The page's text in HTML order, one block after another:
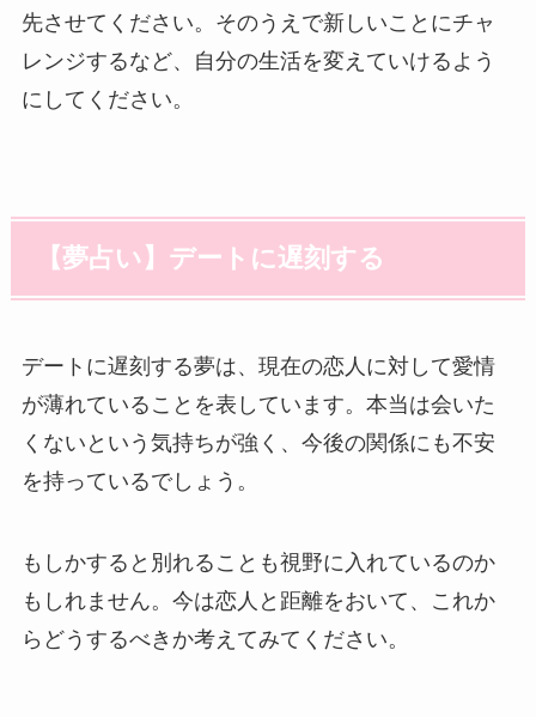
先させてください。そのうえで新しいことにチャ
レンジするなど、自分の生活を変えていけるよう
にしてください。
【夢占い】デートに遅刻する
デートに遅刻する夢は、現在の恋人に対して愛情
が薄れていることを表しています。本当は会いた
くないという気持ちが強く、今後の関係にも不安
を持っているでしょう。
もしかすると別れることも視野に入れているのか
もしれません。今は恋人と距離をおいて、これか
らどうするべきか考えてみてください。